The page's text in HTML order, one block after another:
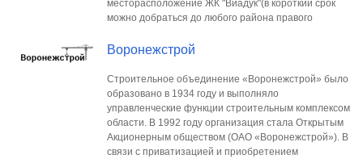
месторасположение ЖК "Виадук"(в короткий срок
можно добраться до любого района правого
Воронежстрой
Строительное объединение «Воронежстрой» было
образовано в 1934 году и выполняло
управленческие функции строительным комплексом
области. В 1992 году организация стала Открытым
Акционерным обществом (ОАО «Воронежстрой»). В
связи с приватизацией и приобретением